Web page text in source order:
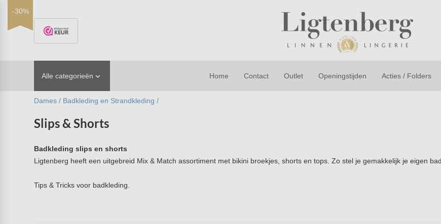
Alle categorieën  Home Contact Outlet Openingstijden Acties / Folders
Dames / Badkleding en Strandkleding /
Slips & Shorts
Badkleding slips en shorts
Ligtenberg heeft een uitgebreid Mix & Match assortiment met bikini broekjes, shorts en tops. Zo stel je gemakkelijk je eigen
Tips & Tricks voor badkleding.
-30%
-30%
-30%